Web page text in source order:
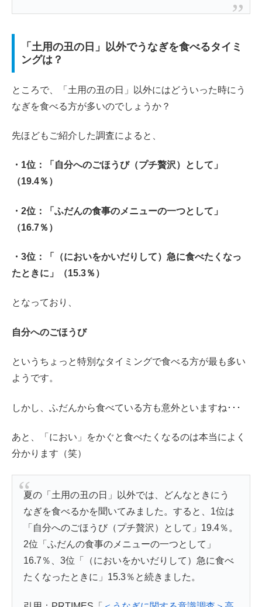
「土用の丑の日」以外でうなぎを食べるタイミ
ングは？
ところで、「土用の丑の日」以外にはどういった時にう
なぎを食べる方が多いのでしょうか？
先ほどもご紹介した調査によると、
・1位：「自分へのごほうび（プチ贅沢）として」
（19.4％）
・2位：「ふだんの食事のメニューの一つとして」
（16.7％）
・3位：「（においをかいだりして）急に食べたくなっ
たときに」（15.3％）
となっており、
自分へのごほうび
というちょっと特別なタイミングで食べる方が最も多い
ようです。
しかし、ふだんから食べている方も意外といますね･･･
あと、「におい」をかぐと食べたくなるのは本当によく
分かります（笑）
夏の「土用の丑の日」以外では、どんなときにう
なぎを食べるかを聞いてみました。すると、1位は
「自分へのごほうび（プチ贅沢）として」19.4％。
2位「ふだんの食事のメニューの一つとして」
16.7％、3位「（においをかいだりして）急に食べ
たくなったときに」15.3％と続きました。